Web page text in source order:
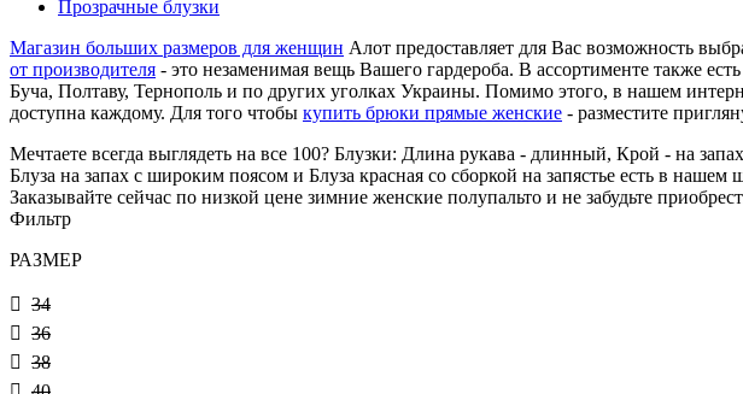
Прозрачные блузки
Магазин больших размеров для женщин Алот предоставляет для Вас возможность
от производителя - это незаменимая вещь Вашего гардероба. В ассортименте также есть
Буча, Полтаву, Тернополь и по других уголках Украины. Помимо этого, в нашем
доступна каждому. Для того чтобы купить брюки прямые женские - разместите
Мечтаете всегда выглядеть на все 100? Блузки: Длина рукава - длинный, Крой - на
Блуза на запах с широким поясом и Блуза красная со сборкой на запястье есть в
Заказывайте сейчас по низкой цене зимние женские полупальто и не забудьте
Фильтр
РАЗМЕР
34
36
38